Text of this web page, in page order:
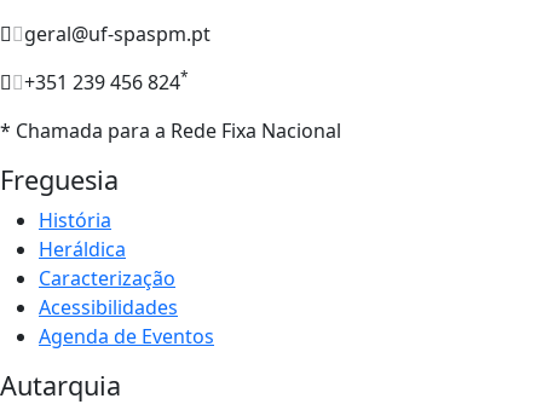
geral@uf-spaspm.pt
+351 239 456 824*
* Chamada para a Rede Fixa Nacional
Freguesia
História
Heráldica
Caracterização
Acessibilidades
Agenda de Eventos
Autarquia